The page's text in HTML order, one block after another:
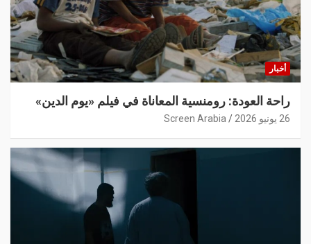
أخبار
راحة العودة: رومنسية المعاناة في فيلم «يوم الدين»
26 يونيو 2026 Screen Arabia